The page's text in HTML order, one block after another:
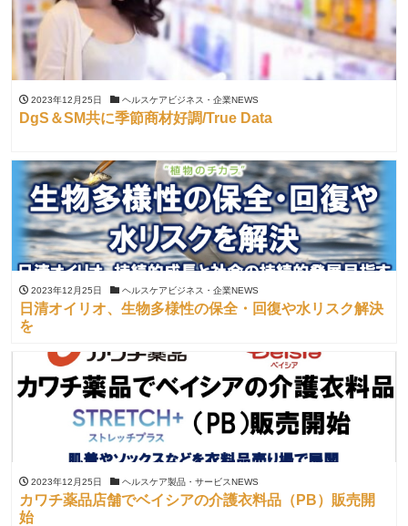
2023年12月25日 ヘルスケアビジネス・企業NEWS
DgS＆SM共に季節商材好調/True Data
2023年12月25日 ヘルスケアビジネス・企業NEWS
日清オイリオ、生物多様性の保全・回復や水リスク解決
を
2023年12月25日 ヘルスケア製品・サービスNEWS
カワチ薬品店舗でベイシアの介護衣料品（PB）販売開
始